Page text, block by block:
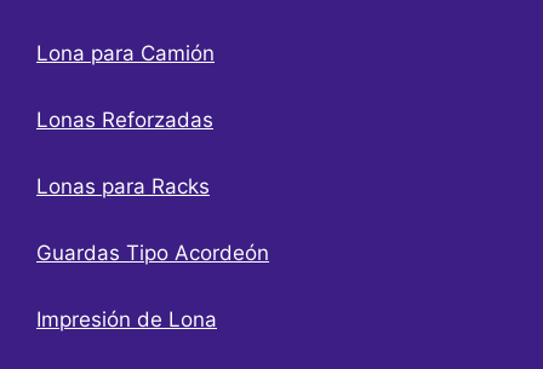
Lona para Camión
Lonas Reforzadas
Lonas para Racks
Guardas Tipo Acordeón
Impresión de Lona